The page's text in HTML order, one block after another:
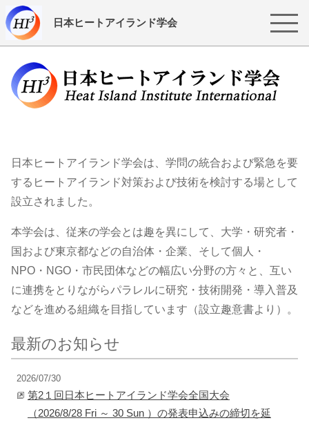
日本ヒートアイランド学会
日本ヒートアイランド学会は、学問の統合および緊急を要
するヒートアイランド対策および技術を検討する場として
設立されました。
本学会は、従来の学会とは趣を異にして、大学・研究者・
国および東京都などの自治体・企業、そして個人・
NPO・NGO・市民団体などの幅広い分野の方々と、互い
に連携をとりながらパラレルに研究・技術開発・導入普及
などを進める組織を目指しています（設立趣意書より）。
最新のお知らせ
2026/07/30
第2１回日本ヒートアイランド学会全国大会
（2026/8/28 Fri ～ 30 Sun ）の発表申込みの締切を延